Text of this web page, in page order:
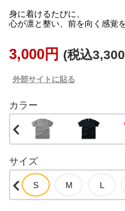
身に着けるたびに、
心が凛と整い、前を向く感覚
3,000円 (税込
外部サイトに貼る
カラー
サイズ